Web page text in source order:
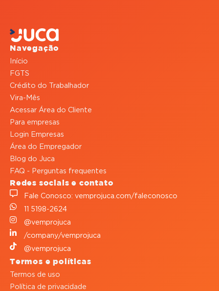
Navegação
Início
FGTS
Crédito do Trabalhador
Vira-Mês
Acessar Área do Cliente
Para empresas
Login Empresas
Área do Empregador
Blog do Juca
FAQ - Perguntas frequentes
Redes sociais e contato
Fale Conosco: vemprojuca.com/faleconosco
11 5198-2624
@vemprojuca
/company/vemprojuca
@vemprojuca
Termos e políticas
Termos de uso
Política de privacidade